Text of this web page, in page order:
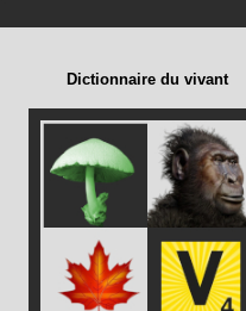
Dictionnaire du vivant